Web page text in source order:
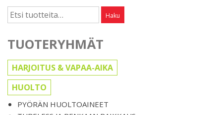
Etsi: Haku
TUOTERYHMÄT
HARJOITUS & VAPAA-AIKA
HUOLTO
PYÖRÄN HUOLTOAINEET